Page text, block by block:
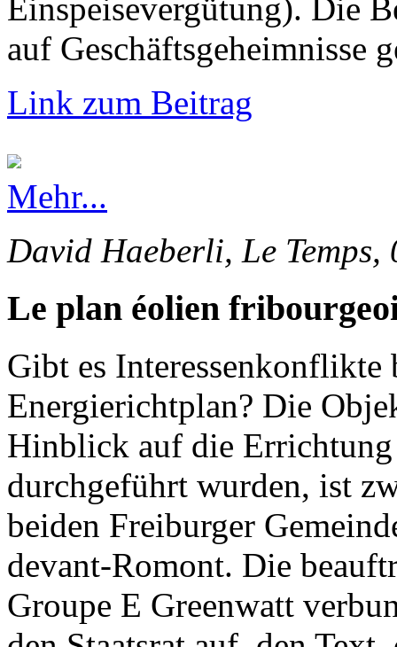
Einspeisevergütung). Die
auf Geschäftsgeheimnisse
Link zum Beitrag
Mehr...
David Haeberli, Le Temps,
Le plan éolien
Gibt es Interessenkonflikte
Energierichtplan? Die
Hinblick auf die
durchgeführt wurden, ist
beiden Freiburger
devant-Romont. Die
Groupe E Greenwatt